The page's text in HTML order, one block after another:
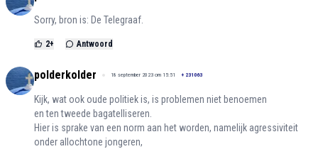
Sorry, bron is: De Telegraaf.
2+ Antwoord
polderkolder 18 september 2023 om 15:51 + 231063
Kijk, wat ook oude politiek is, is problemen niet benoemen
en ten tweede bagatelliseren.
Hier is sprake van een norm aan het worden, namelijk agressiviteit
onder allochtone jongeren,